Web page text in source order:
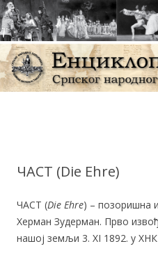
ЧАСТ (Die Ehre)
ЧАСТ (Die Ehre) – позоришна
Херман Зудерман. Прво
нашој земљи 3. XI 1892. у ХНК